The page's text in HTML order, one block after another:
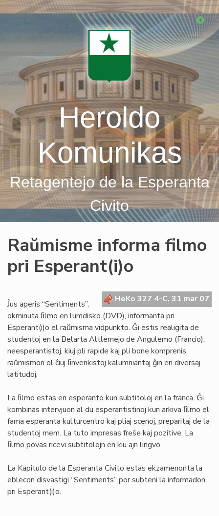
Skip
Heroldo
Komunikas
Retagentejo de la Esperanta
Civito
Raŭmisme informa filmo
pri Esperant(i)o
HeKo 327 4-C, 31 mar 07
Ĵus aperis “Sentiments”,
okminuta ﬁlmo en lumdisko (DVD), informanta pri
Esperant(i)o el raŭmisma vidpunkto. Ĝi estis realigita de
studentoj en la Belarta Altlernejo de Angulemo (Francio),
neesperantistoj, kiuj pli rapide kaj pli bone komprenis
raŭmismon ol ĉiuj ﬁnvenkistoj kalumniantaj ĝin en diversaj
latitudoj.
La ﬁlmo estas en esperanto kun subtitoloj en la franca. Ĝi
kombinas intervjuon al du esperantistinoj kun arkiva ﬁlmo el
fama esperanta kulturcentro kaj pliaj scenoj, preparitaj de la
studentoj mem. La tuto impresas freŝe kaj pozitive. La
ﬁlmo povas ricevi subtitolojn en kiu ajn lingvo.
La Kapitulo de la Esperanta Civito estas ekzamenonta la
eblecon disvastigi “Sentiments” por subteni la informadon
pri Esperant(i)o.